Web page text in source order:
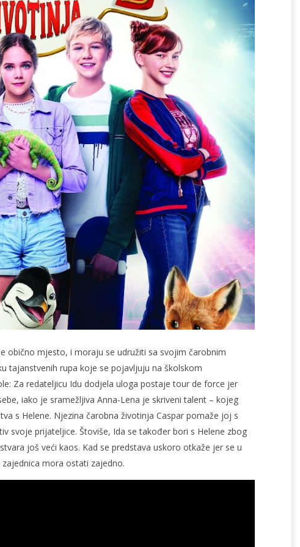
na području VPŽ
Ljeto donosi bezbrižnu igru, ali
i zdravstvene izazove
15.02.2024.
slatina.net
obično mjesto, i moraju se udružiti sa svojim čarobnim
tajanstvenih rupa koje se pojavljuju na školskom
Za redateljicu Idu dodjela uloga postaje tour de force jer
iako je sramežljiva Anna-Lena je skriveni talent – ​​kojeg
s Helene. Njezina čarobna životinja Caspar pomaže joj s
svoje prijateljice. Štoviše, Ida se također bori s Helene zbog
još veći kaos. Kad se predstava uskoro otkaže jer se u
mora ostati zajedno.